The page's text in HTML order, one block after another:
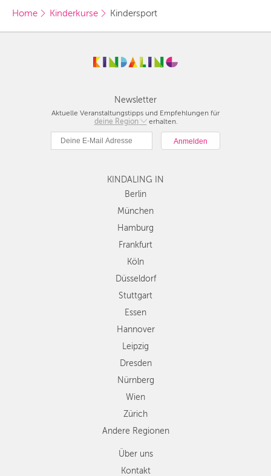
BERLIN
HAMBURG
KÖLN
DÜSSELDORF
HANNOVER
DRESDEN
NÜRNBERG
ZÜRICH
Home Kinderkurse Kindersport
Newsletter
Aktuelle Veranstaltungstipps und Empfehlungen für
deine Region
Berlin
München
Hamburg
Köln
Düsseldorf
Stuttgart
Essen
Dresden
Nürnberg
Wien
Zürich
Andere
Regionen
erhalten.
KINDALING IN
Berlin
München
Hamburg
Frankfurt
Köln
Düsseldorf
Stuttgart
Essen
Hannover
Leipzig
Dresden
Nürnberg
Wien
Zürich
Andere Regionen
Über uns
Kontakt